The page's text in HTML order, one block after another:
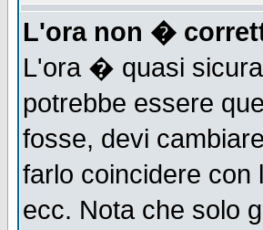
L'ora non �
L'ora � quasi
potrebbe essere
fosse, devi
farlo coincidere con
ecc. Nota che solo